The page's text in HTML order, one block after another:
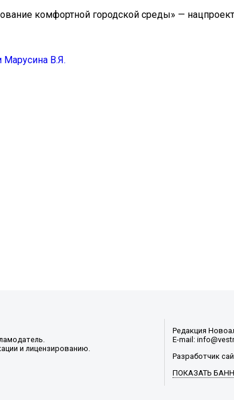
комфортной городской среды» —
Марусина В.Я.
и лицензированию.
Редакция
E-mail:
Разработчик
ПОКАЗАТЬ